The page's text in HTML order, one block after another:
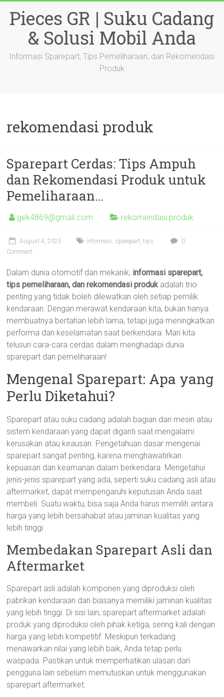
content
Pieces GR | Suku Cadang
& Solusi Mobil Anda
Informasi Sparepart, Tips Pemeliharaan, dan Rekomendasi
Produk
rekomendasi produk
Sparepart Cerdas: Tips Ampuh
dan Rekomendasi Produk untuk
Pemeliharaan…
gek4869@gmail.com rekomendasi produk
August 4, 2025 informasi, sparepart,tips
0
Comment
Dalam dunia otomotif dan mekanik, informasi sparepart,
tips pemeliharaan, dan rekomendasi produkadalah trio
penting yang tidak boleh dilewatkan oleh setiap pemilik
kendaraan. Dengan merawat kendaraan kita, bukan hanya
membuatnya bertahan lebih lama, tetapi juga meningkatkan
performa dan keselamatan saat berkendara. Mari kita
telusuri cara-cara cerdas dalam menghadapi dunia
sparepart dan pemeliharaan!
Mengenal Sparepart: Apa yang
Perlu Diketahui?
Sparepart atau suku cadang adalah bagian dari mesin atau
sistem kendaraan yang dapat diganti saat mengalami
kerusakan atau keausan. Pengetahuan dasar mengenai
sparepart sangat penting, karena menghawatirkan
kepuasan dan keamanan dalam berkendara. Mengetahui
jenis-jenis sparepart yang ada, seperti suku cadang asli atau
aftermarket, dapat mempengaruhi keputusan Anda saat
membeli. Suatu waktu, bisa saja Anda harus memilih antara
harga yang lebih bersahabat atau jaminan kualitas yang
lebih tinggi.
Membedakan Sparepart Asli dan
Aftermarket
Sparepart asli adalah komponen yang diproduksi oleh
pabrikan kendaraan dan biasanya memiliki jaminan kualitas
yang lebih tinggi. Di sisi lain, sparepart aftermarket adalah
produk yang diproduksi oleh pihak ketiga, sering kali dengan
harga yang lebih kompetitif. Meskipun terkadang
menawarkan nilai yang lebih baik, Anda tetap perlu
waspada. Pastikan untuk memperhatikan ulasan dari
pengguna lain sebelum memutuskan untuk menggunakan
sparepart aftermarket.